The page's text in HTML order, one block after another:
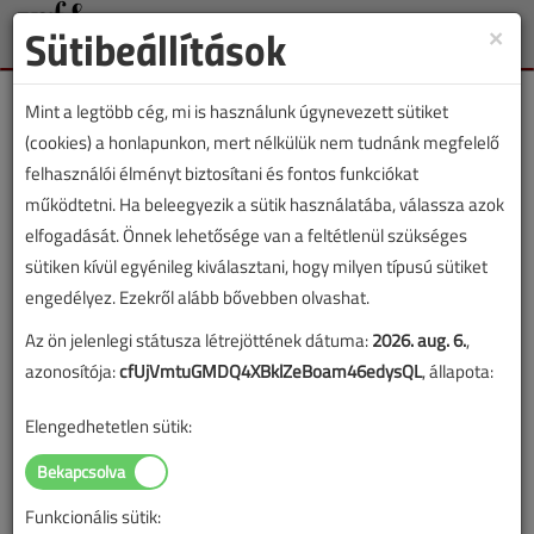
Toggle
Lapszám:
TARTALOM
Szakmatörténet
A hőhasznosítás különleges
eszközei
Gépészet és a múlt
×
Sütibeállítások
Mint a legtöbb cég, mi is használunk úgynevezett sütiket
(cookies) a honlapunkon, mert nélkülük nem tudnánk megfelelő
felhasználói élményt biztosítani és fontos funkciókat
működtetni. Ha beleegyezik a sütik használatába, válassza azok
elfogadását. Önnek lehetősége van a feltétlenül szükséges
sütiken kívül egyénileg kiválasztani, hogy milyen típusú sütiket
engedélyez. Ezekről alább bővebben olvashat.
Az ön jelenlegi státusza létrejöttének dátuma:2026. aug. 6.,
azonosítója:cfUjVmtuGMDQ4XBklZeBoam46edysQL, állapota:
Elengedhetetlen sütik:
Funkcionális sütik: